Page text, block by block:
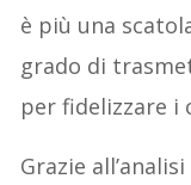
è più una
grado di
per fidelizzare i
Grazie